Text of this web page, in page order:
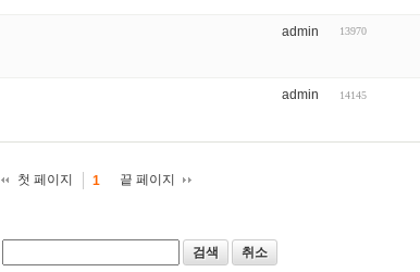
admin 13970
admin 14145
첫 페이지
1 끝 페이지
검색 취소